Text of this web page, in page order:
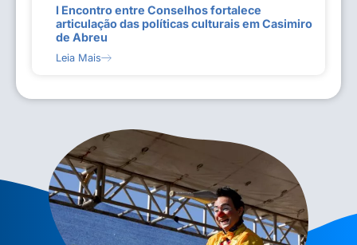
I Encontro entre Conselhos fortalece
articulação das políticas culturais em Casimiro
de Abreu
Leia Mais